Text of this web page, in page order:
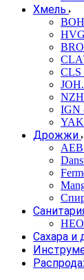
Хмель
CLS
IGN
Дрожжи
Сахара и